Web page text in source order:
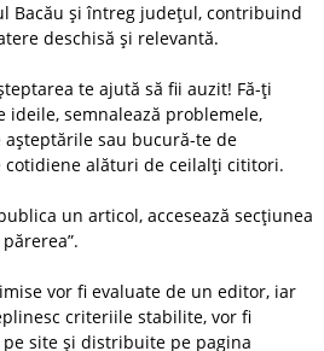
Bacău și întreg județul, contribuind
deschisă și relevantă.
te ajută să fii auzit! Fă-ți
ideile, semnalează problemele,
sau bucură-te de
cotidiene alături de ceilalți cititori.
un articol, accesează secțiunea
vor fi evaluate de un editor, iar
criteriile stabilite, vor fi
site și distribuite pe pagina